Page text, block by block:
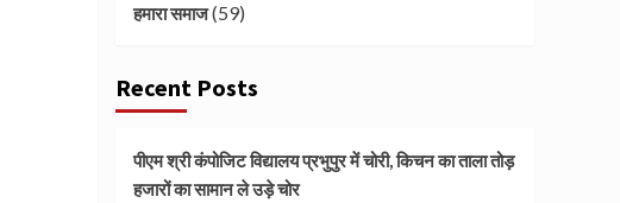
हमारा समाज(59)
Recent Posts
पीएम श्री कंपोजिट विद्यालय प्रभुपुर में चोरी, किचन का ताला तोड़
हजारों का सामान ले उड़े चोर